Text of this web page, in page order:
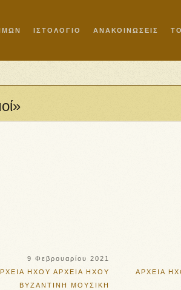
ΙΣΤΟΛΟΓΙΟ ΑΝΑΚΟΙΝΩΣΕΙΣ
9 Φεβρουαρίου 2021
ΗΧΟΥ ΑΡΧΕΙΑ ΗΧΟΥ
ΒΥΖΑΝΤΙΝΗ ΜΟΥΣΙΚΗ
ΑΡΧΕΙΑ